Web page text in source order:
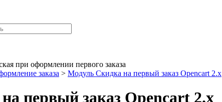
при оформлении первого заказа
заказа > Модуль Скидка на первый заказ Opencart 2.x
первый заказ Opencart 2.x